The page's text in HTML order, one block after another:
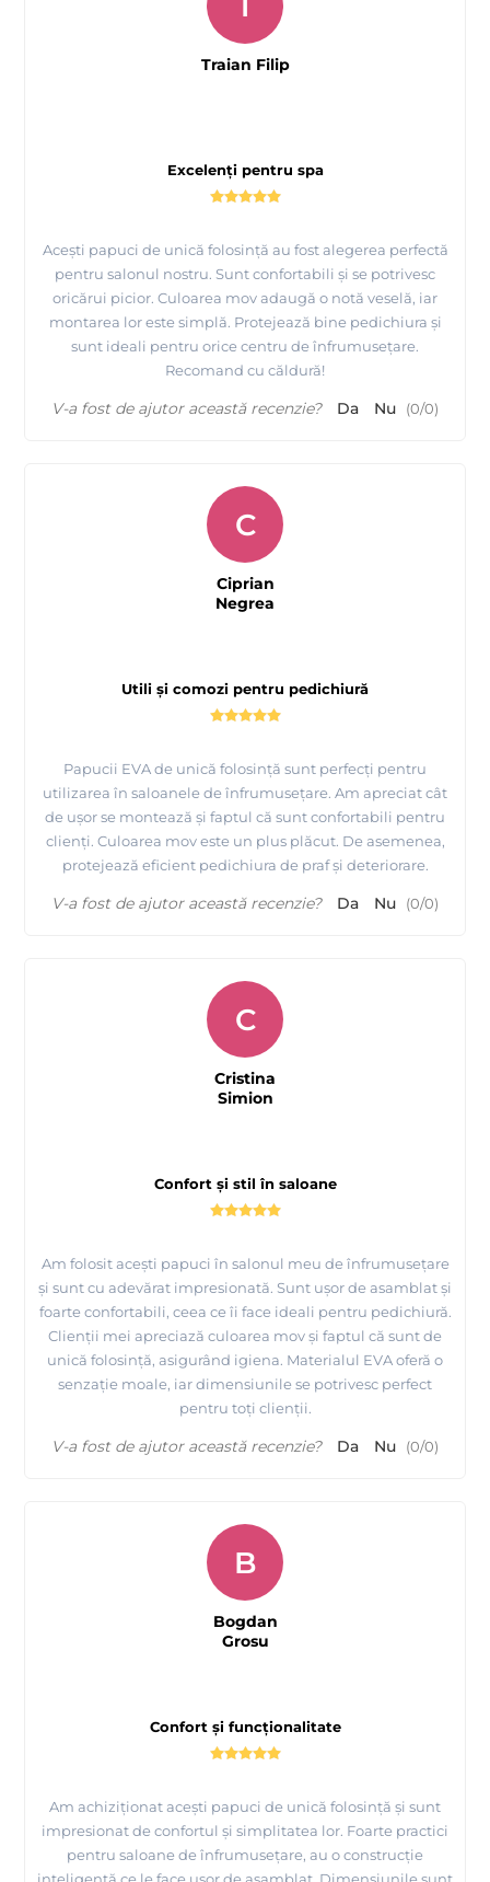
Excelenți pentru spa
Acești papuci de unică folosință au fost alegerea perfectă
pentru salonul nostru. Sunt confortabili și se potrivesc
oricărui picior. Culoarea mov adaugă o notă veselă, iar
montarea lor este simplă. Protejează bine pedichiura și
sunt ideali pentru orice centru de înfrumusețare.
Recomand cu căldură!
Traian Filip
V-a fost de ajutor această recenzie? Da Nu (0/0)
Utili și comozi pentru pedichiură
Papucii EVA de unică folosință sunt perfecți pentru
utilizarea în saloanele de înfrumusețare. Am apreciat cât
de ușor se montează și faptul că sunt confortabili pentru
clienți. Culoarea mov este un plus plăcut. De asemenea,
protejează eficient pedichiura de praf și deteriorare.
C
Ciprian
Negrea
V-a fost de ajutor această recenzie? Da Nu (0/0)
Confort și stil în saloane
Am folosit acești papuci în salonul meu de înfrumusețare
și sunt cu adevărat impresionată. Sunt ușor de asamblat și
foarte confortabili, ceea ce îi face ideali pentru pedichiură.
Clienții mei apreciază culoarea mov și faptul că sunt de
unică folosință, asigurând igiena. Materialul EVA oferă o
senzație moale, iar dimensiunile se potrivesc perfect
pentru toți clienții.
C
Cristina
Simion
V-a fost de ajutor această recenzie? Da Nu (0/0)
Confort și funcționalitate
Am achiziționat acești papuci de unică folosință și sunt
impresionat de confortul și simplitatea lor. Foarte practici
pentru saloane de înfrumusețare, au o construcție
B
Bogdan
Grosu